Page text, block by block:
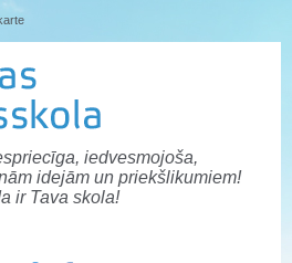
iedvesmojoša,
idejām un priekšlikumiem!
ir Tava skola!